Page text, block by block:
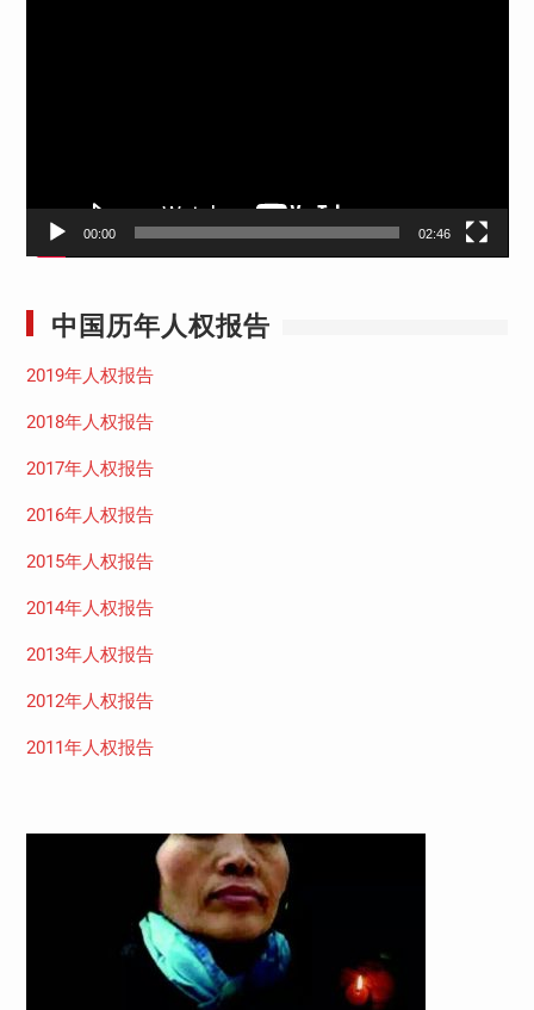
00:00 02:46
中国历年人权报告
2019年人权报告
2018年人权报告
2017年人权报告
2016年人权报告
2015年人权报告
2014年人权报告
2013年人权报告
2012年人权报告
2011年人权报告